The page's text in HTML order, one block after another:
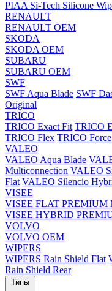
PIAA Si-Tech Silicone
RENAULT
RENAULT OEM
SKODA
SKODA OEM
SUBARU
SUBARU OEM
SWF
SWF Aqua Blade SWF
Original
TRICO
TRICO Exact Fit TRICO
TRICO Flex TRICO Force
VALEO
VALEO Aqua Blade
Multiconnection VALEO
Flat VALEO Silencio
VISEE
VISEE FLAT PREMIUM
VISEE HYBRID
VOLVO
VOLVO OEM
WIPERS
WIPERS Rain Shield Flat
Rain Shield Rear
Типы